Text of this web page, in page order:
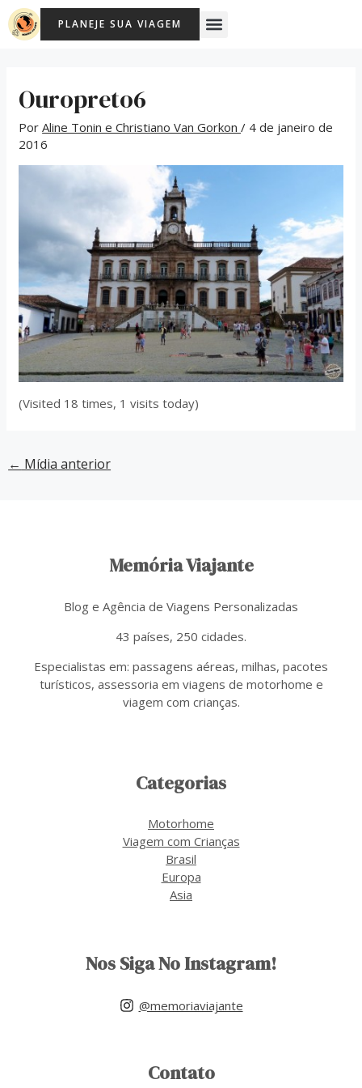
para
PLANEJE SUA VIAGEM Menu
Ouropreto6
PorAline Tonin e Christiano Van Gorkon/ 4 de janeiro de
2016
(Visited 18 times, 1 visits today)
Post
navigation
← Mídia anterior
Memória Viajante
Blog e Agência de Viagens Personalizadas
43 países, 250 cidades.
Especialistas em: passagens aéreas, milhas, pacotes
turísticos, assessoria em viagens de motorhome e
viagem com crianças.
Categorias
Motorhome
Viagem com Crianças
Brasil
Europa
Asia
Nos Siga No Instagram!
@memoriaviajante
Contato